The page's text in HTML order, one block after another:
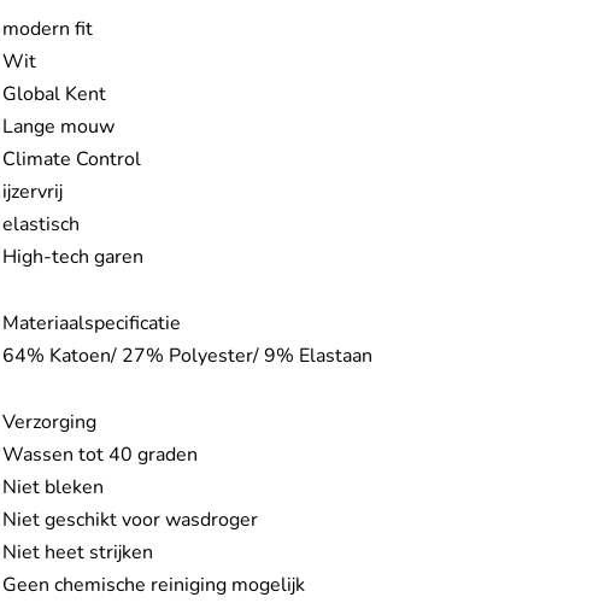
modern fit
Wit
Global Kent
Lange mouw
Climate Control
ijzervrij
elastisch
High-tech garen
Materiaalspecificatie
64% Katoen/ 27% Polyester/ 9% Elastaan
Verzorging
Wassen tot 40 graden
Niet bleken
Niet geschikt voor wasdroger
Niet heet strijken
Geen chemische reiniging mogelijk